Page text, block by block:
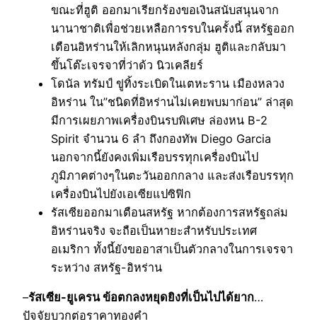
ขณะที่ฮูติ ออกมาเรียกร้องขอเงินสนับสนุนจาก
นานาชาติเพื่อช่วยเหลือการรบในครั้งนี้ สหรัฐออก
เตือนอิหร่านให้เลิกหนุนหลังกลุ่ม ฮูติและกลับมา
ขึ้นโต๊ะเจรจาที่ว่าด้ว นิวเคลียร์
โดนัล ทรัมป์ ขู่ทิ้งระเบิดในเตหะราน เมืองหลวง
อิหร่าน ใน”ชนิดที่อิหร่านไม่เคยพบมาก่อน” ล่าสุด
มีการเผยภาพเครื่องบินรบพิเศษ ล่องหน B-2
Spirit จำนวน 6 ลำ ถึงกองทัพ Diego Garcia
นอกจากนี้ยังคงเพิ่มเรือบรรทุกเครื่องบินไป
ภูมิภาคต่างๆในตะวันออกกลาง และส่งเรือบรรทุก
เครื่องบินไปยังเอเซียแปซิฟิก
รัสเซียออกมาเตือนสหรัฐ หากต้องการสหรัฐถล่ม
อิหร่านจริง จะถือเป็นหายะสำหรับประเทศ
อเมริกา ทั้งนี้ยังขออาสาเป็นตัวกลางในการเจรจา
ระหว่าง สหรัฐ-อิหร่าน
–รัสเซีย-ยูเครน ข้อตกลงหยุดยิงที่เป็นไปได้ยาก…
ปัจจัยบวกต่อราคาทองคำ